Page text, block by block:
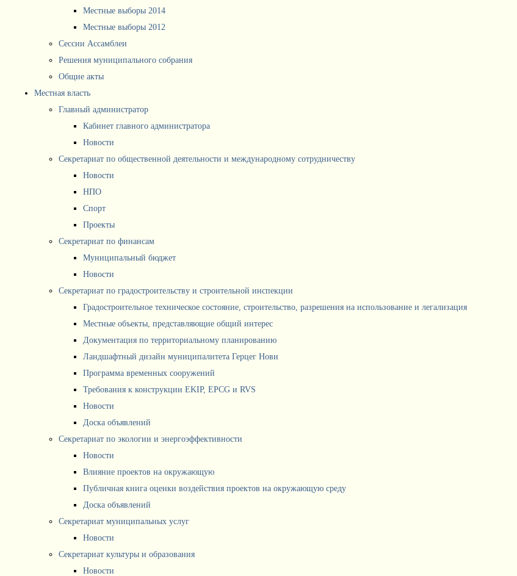
Местные выборы 2014
Местные выборы 2012
Сессии Ассамблеи
Решения муниципального собрания
Общие акты
Местная власть
Главный администратор
Кабинет главного администратора
Новости
Секретариат по общественной деятельности и международному сотрудничеству
Новости
НПО
Спорт
Проекты
Секретариат по финансам
Муниципальный бюджет
Новости
Секретариат по градостроительству и строительной инспекции
Градостроительное техническое состояние, строительство, разрешения на использование и легализация
Местные объекты, представляющие общий интерес
Документация по территориальному планированию
Ландшафтный дизайн муниципалитета Герцег Нови
Программа временных сооружений
Требования к конструкции EKIP, EPCG и RVS
Новости
Доска объявлений
Секретариат по экологии и энергоэффективности
Новости
Влияние проектов на окружающую
Публичная книга оценки воздействия проектов на окружающую среду
Доска объявлений
Секретариат муниципальных услуг
Новости
Секретариат культуры и образования
Новости